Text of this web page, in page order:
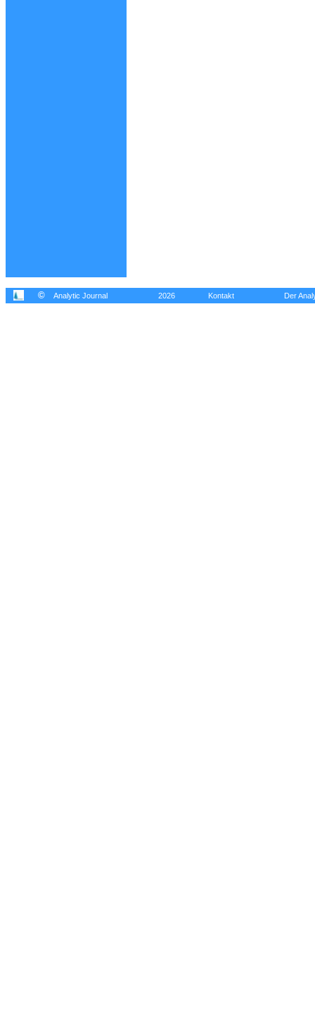
© Analytic Journal 2026 Kontakt Der